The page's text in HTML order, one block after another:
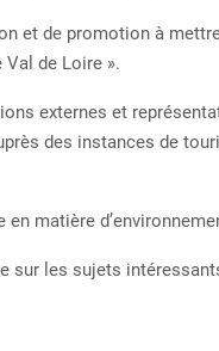
de promotion à
de Loire ».
externes et
des instances de
matière
les sujets